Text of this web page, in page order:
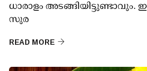
ധാരാളം
സുര
READ MORE